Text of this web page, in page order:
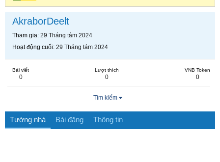
AkraborDeelt
Tham gia 29 Tháng tám 2024
Hoạt động cuối 29 Tháng tám 2024
Bài viết
0
Lượt thích
0
VNB Token
0
Tìm kiếm
Tường nhà Bài đăng Thông tin